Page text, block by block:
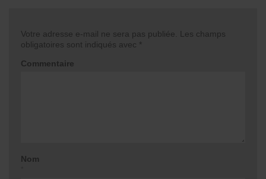
Votre adresse e-mail ne sera pas publiée.
Les champs
obligatoires sont indiqués avec *
Commentaire
Nom